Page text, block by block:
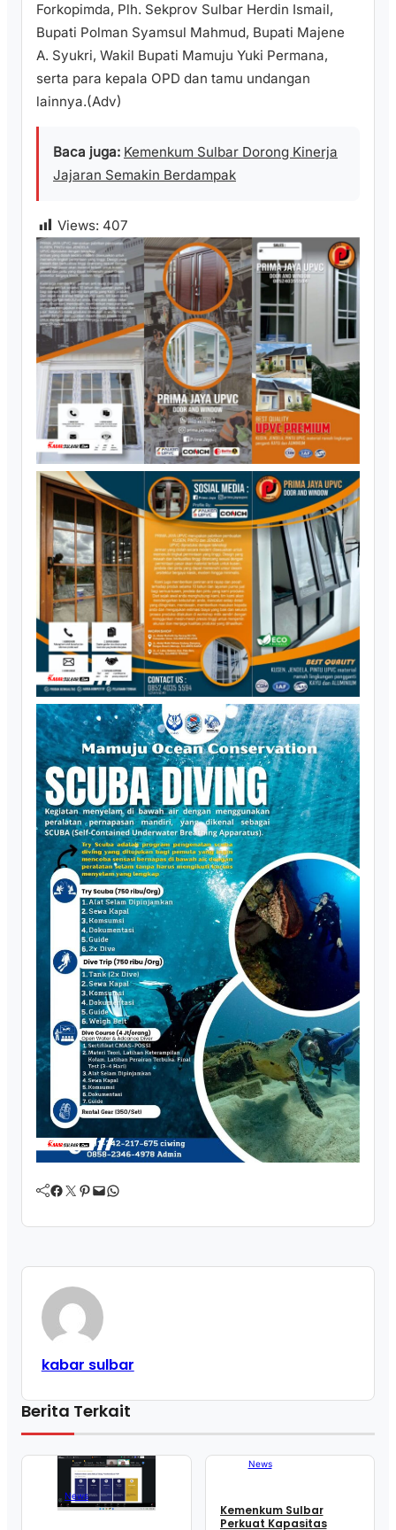
Forkopimda, Plh. Sekprov Sulbar Herdin Ismail,
Bupati Polman Syamsul Mahmud, Bupati Majene
A. Syukri, Wakil Bupati Mamuju Yuki Permana,
serta para kepala OPD dan tamu undangan
lainnya.(Adv)
Baca juga: Kemenkum Sulbar Dorong Kinerja
Jajaran Semakin Berdampak
Views: 407
Facebook Twitter Pinterest Mail WhatsApp
kabar sulbar
Berita Terkait
News
News
Kemenkum Sulbar
Perkuat Kapasitas